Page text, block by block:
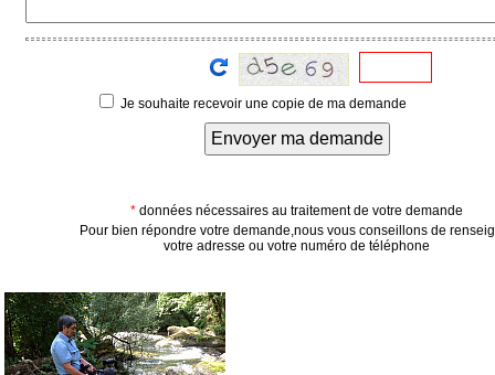
Accès
éditeur
Je souhaite recevoir une copie de ma demande
Envoyer ma demande
* données nécessaires au traitement de votre demande
Pour bien répondre votre demande,nous vous conseillons de
votre adresse ou votre numéro de téléphone